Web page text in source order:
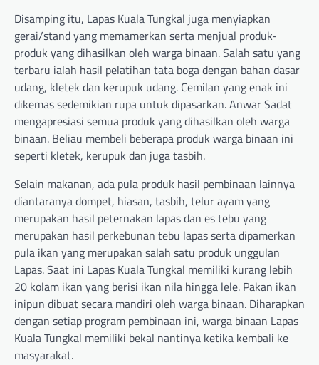
Disamping itu, Lapas Kuala Tungkal juga menyiapkan
gerai/stand yang memamerkan serta menjual produk-
produk yang dihasilkan oleh warga binaan. Salah satu yang
terbaru ialah hasil pelatihan tata boga dengan bahan dasar
udang, kletek dan kerupuk udang. Cemilan yang enak ini
dikemas sedemikian rupa untuk dipasarkan. Anwar Sadat
mengapresiasi semua produk yang dihasilkan oleh warga
binaan. Beliau membeli beberapa produk warga binaan ini
seperti kletek, kerupuk dan juga tasbih.
Selain makanan, ada pula produk hasil pembinaan lainnya
diantaranya dompet, hiasan, tasbih, telur ayam yang
merupakan hasil peternakan lapas dan es tebu yang
merupakan hasil perkebunan tebu lapas serta dipamerkan
pula ikan yang merupakan salah satu produk unggulan
Lapas. Saat ini Lapas Kuala Tungkal memiliki kurang lebih
20 kolam ikan yang berisi ikan nila hingga lele. Pakan ikan
inipun dibuat secara mandiri oleh warga binaan. Diharapkan
dengan setiap program pembinaan ini, warga binaan Lapas
Kuala Tungkal memiliki bekal nantinya ketika kembali ke
masyarakat.